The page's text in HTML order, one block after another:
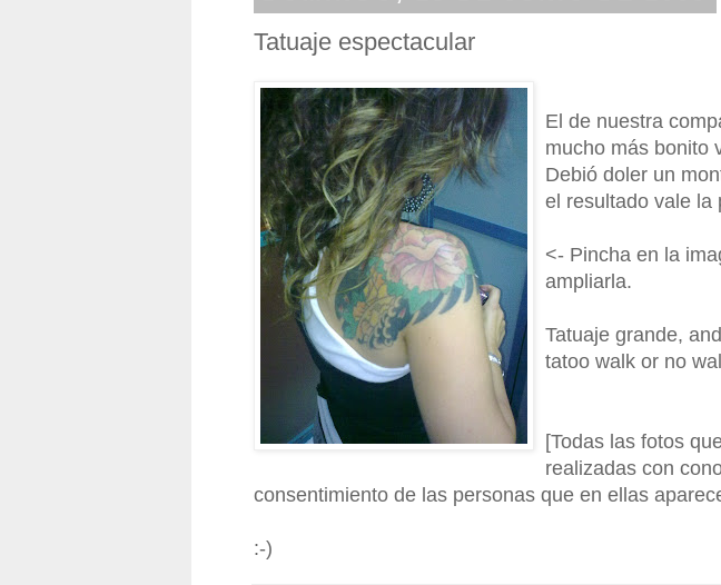
Tatuaje espectacular
El de nuestra
mucho más bonito
Debió doler un
el resultado vale la
<- Pincha en la
ampliarla.
Tatuaje grande,
tatoo walk or no
[Todas las fotos
realizadas con
consentimiento de las personas que en ellas
:-)